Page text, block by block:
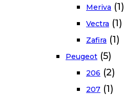
Meriva (1)
Vectra (1)
Zafira (1)
Peugeot (5)
206 (2)
207 (1)